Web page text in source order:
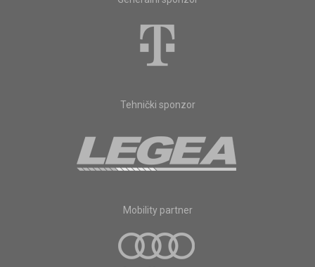
Tehnički sponzor
Mobility partner